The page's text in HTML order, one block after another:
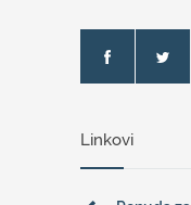
Linkovi